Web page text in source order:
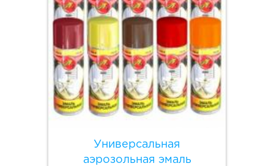
Универсальная
аэрозольная эмаль